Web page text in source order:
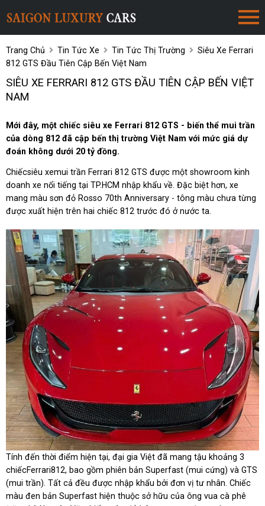
Trang Chủ Tin Tức Xe Tin Tức Thị Trường
Siêu Xe Ferrari
812 GTS Đầu Tiên Cập Bến Việt Nam
SIÊU XE FERRARI 812 GTS ĐẦU TIÊN CẬP BẾN VIỆT
NAM
Mới đây, một chiếc siêu xe Ferrari 812 GTS - biến thể mui trần
của dòng 812 đã cập bến thị trường Việt Nam với mức giá dự
đoán không dưới 20 tỷ đồng.
Chiếcsiêu xemui trần Ferrari 812 GTS được một showroom kinh
doanh xe nổi tiếng tại TP.HCM nhập khẩu về. Đặc biệt hơn, xe
mang màu sơn đỏ Rosso 70th Anniversary - tông màu chưa từng
được xuất hiện trên hai chiếc 812 trước đó ở nước ta.
Tính đến thời điểm hiện tại, đại gia Việt đã mang tậu khoảng 3
chiếcFerrari812, bao gồm phiên bản Superfast (mui cứng) và GTS
(mui trần). Tất cả đều được nhập khẩu bởi đơn vị tư nhân. Chiếc
màu đen bản Superfast hiện thuộc sở hữu của ông vua cà phê